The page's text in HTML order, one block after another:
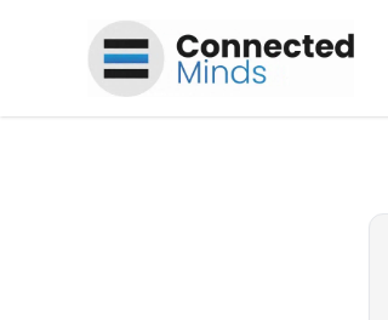
Connected Minds